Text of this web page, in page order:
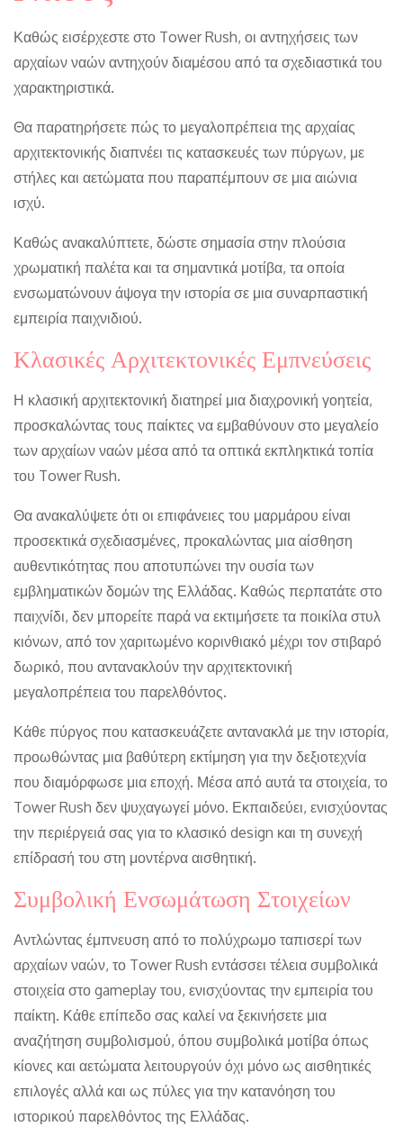
Καθώς εισέρχεστε στο Tower Rush, οι αντηχήσεις των
αρχαίων ναών αντηχούν διαμέσου από τα σχεδιαστικά του
χαρακτηριστικά.
Θα παρατηρήσετε πώς το μεγαλοπρέπεια της αρχαίας
αρχιτεκτονικής διαπνέει τις κατασκευές των πύργων, με
στήλες και αετώματα που παραπέμπουν σε μια αιώνια
ισχύ.
Καθώς ανακαλύπτετε, δώστε σημασία στην πλούσια
χρωματική παλέτα και τα σημαντικά μοτίβα, τα οποία
ενσωματώνουν άψογα την ιστορία σε μια συναρπαστική
εμπειρία παιχνιδιού.
Κλασικές Αρχιτεκτονικές Εμπνεύσεις
Η κλασική αρχιτεκτονική διατηρεί μια διαχρονική γοητεία,
προσκαλώντας τους παίκτες να εμβαθύνουν στο μεγαλείο
των αρχαίων ναών μέσα από τα οπτικά εκπληκτικά τοπία
του Tower Rush.
Θα ανακαλύψετε ότι οι επιφάνειες του μαρμάρου είναι
προσεκτικά σχεδιασμένες, προκαλώντας μια αίσθηση
αυθεντικότητας που αποτυπώνει την ουσία των
εμβληματικών δομών της Ελλάδας. Καθώς περπατάτε στο
παιχνίδι, δεν μπορείτε παρά να εκτιμήσετε τα ποικίλα στυλ
κιόνων, από τον χαριτωμένο κορινθιακό μέχρι τον στιβαρό
δωρικό, που αντανακλούν την αρχιτεκτονική
μεγαλοπρέπεια του παρελθόντος.
Κάθε πύργος που κατασκευάζετε αντανακλά με την ιστορία,
προωθώντας μια βαθύτερη εκτίμηση για την δεξιοτεχνία
που διαμόρφωσε μια εποχή. Μέσα από αυτά τα στοιχεία, το
Tower Rush δεν ψυχαγωγεί μόνο. Εκπαιδεύει, ενισχύοντας
την περιέργειά σας για το κλασικό design και τη συνεχή
επίδρασή του στη μοντέρνα αισθητική.
Συμβολική Ενσωμάτωση Στοιχείων
Αντλώντας έμπνευση από το πολύχρωμο ταπισερί των
αρχαίων ναών, το Tower Rush εντάσσει τέλεια συμβολικά
στοιχεία στο gameplay του, ενισχύοντας την εμπειρία του
παίκτη. Κάθε επίπεδο σας καλεί να ξεκινήσετε μια
αναζήτηση συμβολισμού, όπου συμβολικά μοτίβα όπως
κίονες και αετώματα λειτουργούν όχι μόνο ως αισθητικές
επιλογές αλλά και ως πύλες για την κατανόηση του
ιστορικού παρελθόντος της Ελλάδας.